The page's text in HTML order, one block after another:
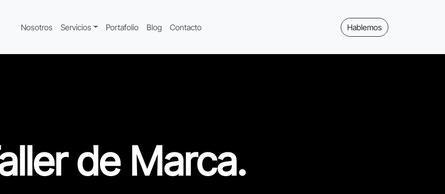
Nosotros Servicios Portafolio Blog Contacto Hablemos
de Marca.